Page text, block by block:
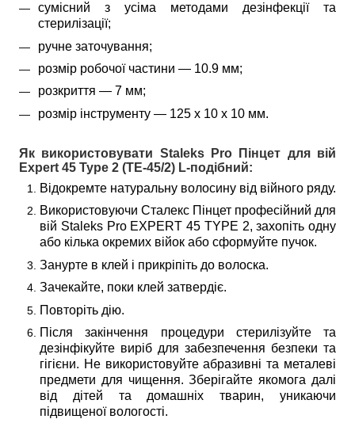
сумісний з усіма методами дезінфекції та
стерилізації;
ручне заточування;
розмір робочої частини — 10.9 мм;
розкриття — 7 мм;
розмір інструменту — 125 х 10 х 10 мм.
Як використовувати Staleks Pro Пінцет для вій
Expert 45 Type 2 (TE-45/2) L-подібний:
Відокремте натуральну волосину від війного ряду.
Використовуючи Сталекс Пінцет професійний для
вій Staleks Pro EXPERT 45 TYPE 2, захопіть одну
або кілька окремих війок або сформуйте пучок.
Занурте в клей і прикріпіть до волоска.
Зачекайте, поки клей затвердіє.
Повторіть дію.
Після закінчення процедури стерилізуйте та
дезінфікуйте виріб для забезпечення безпеки та
гігієни. Не використовуйте абразивні та металеві
предмети для чищення. Зберігайте якомога далі
від дітей та домашніх тварин, уникаючи
підвищеної вологості.